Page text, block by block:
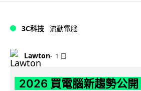
3C科技 流動電腦
Lawton 1 日
2026 買電腦新趨勢公開